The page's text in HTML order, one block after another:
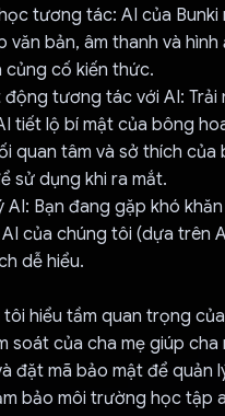
tương tác: AI của
văn bản, âm thanh và
củng cố kiến thức.
động tương tác với AI:
tiết lộ bí mật của bông
quan tâm và sở thích
sử dụng khi ra mắt.
AI: Bạn đang gặp khó
của chúng tôi (dựa trên
dễ hiểu.
hiểu tầm quan trọng
soát của cha mẹ giúp
đặt mã bảo mật để quản
bảo môi trường học tập